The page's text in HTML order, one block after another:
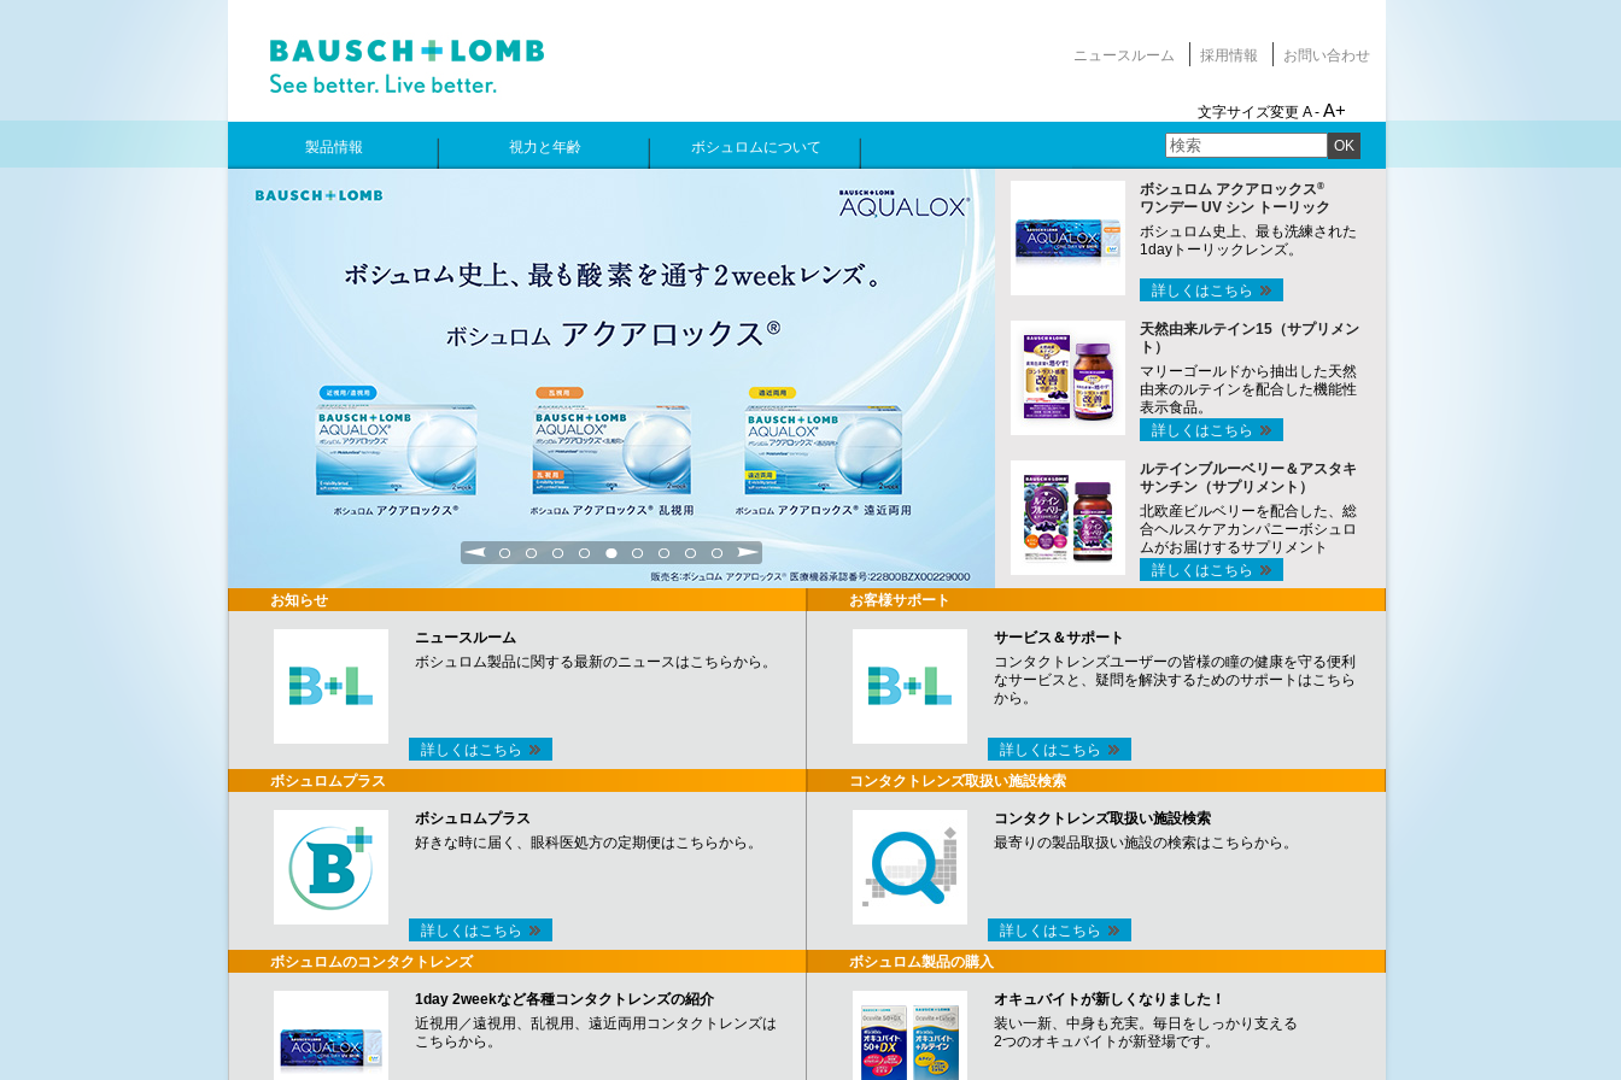
ニュースルーム 採用情報 お問い合わせ
文字サイズ変更 A - A+
OK
製品情報 視力と年齢 ボシュロムについて
1 2 3 4 5 6 7 8 9
ボシュロム アクアロックス®
ワンデー UV シン トーリック
ボシュロム史上、最も洗練された
1dayトーリックレンズ。
詳しくはこちら
天然由来ルテイン15（サプリメン
ト）
マリーゴールドから抽出した天然
由来のルテインを配合した機能性
表示食品。
詳しくはこちら
ルテインブルーベリー＆アスタキ
サンチン（サプリメント）
北欧産ビルベリーを配合した、総
合ヘルスケアカンパニーボシュロ
ムがお届けするサプリメント
詳しくはこちら
お知らせ
ニュースルーム
ボシュロム製品に関する最新のニュースはこちらから。
詳しくはこちら
ボシュロムプラス
ボシュロムプラス
好きな時に届く、眼科医処方の定期便はこちらから。
詳しくはこちら
ボシュロムのコンタクトレンズ
1day 2weekなど各種コンタクトレンズの紹介
近視用／遠視用、乱視用、遠近両用コンタクトレンズは
こちらから。
お客様サポート
サービス＆サポート
コンタクトレンズユーザーの皆様の瞳の健康を守る便利
なサービスと、疑問を解決するためのサポートはこちら
から。
詳しくはこちら
コンタクトレンズ取扱い施設検索
コンタクトレンズ取扱い施設検索
最寄りの製品取扱い施設の検索はこちらから。
詳しくはこちら
ボシュロム製品の購入
オキュバイトが新しくなりました！
装い一新、中身も充実。毎日をしっかり支える
2つのオキュバイトが新登場です。